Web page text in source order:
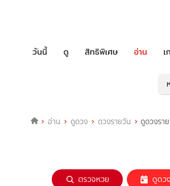
วันนี้ ดู สิทธิพิเศษ อ่าน เ
อ่าน ดูดวง ดวงรายวัน ดูดวงรา
ตรวจหวย ดูดว